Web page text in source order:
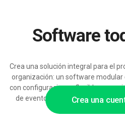
Crea una
Software
Crea una solución integral para el
organización: un software modular
con configuraciones flexibles,
de eventos e integraciones,